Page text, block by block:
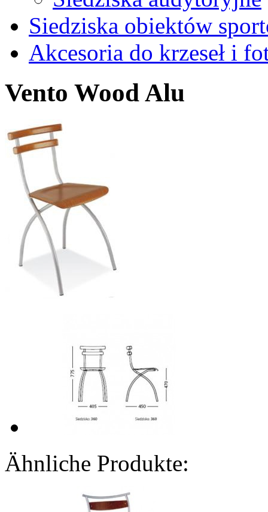
Siedziska obiektów
Akcesoria do krzeseł i
Vento Wood Alu
Ähnliche Produkte: